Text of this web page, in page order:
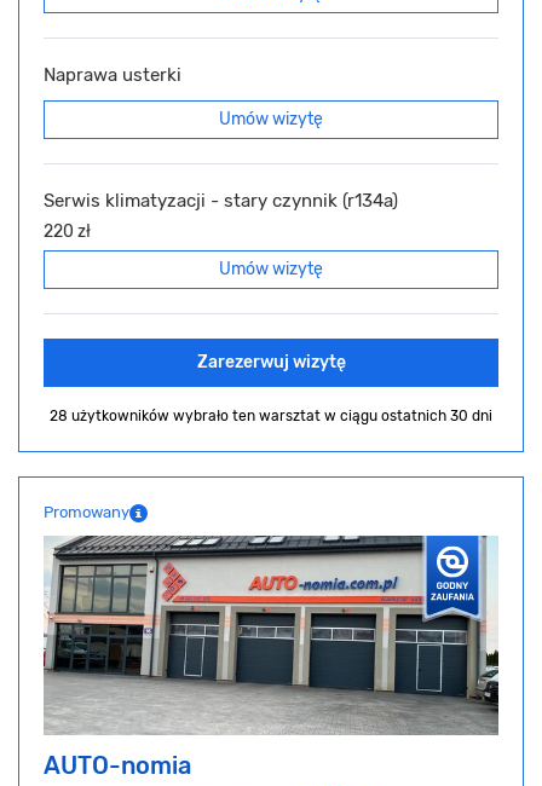
Naprawa usterki
Umów wizytę
Serwis klimatyzacji - stary czynnik (r134a)
220 zł
Umów wizytę
Zarezerwuj wizytę
28 użytkowników wybrało ten warsztat w ciągu ostatnich 30 dni
Promowany
AUTO-nomia